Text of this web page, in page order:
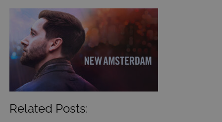
Related Posts: